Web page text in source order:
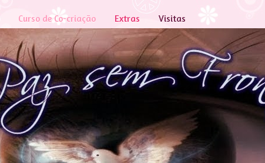
Curso de Co-criação Extras Visitas